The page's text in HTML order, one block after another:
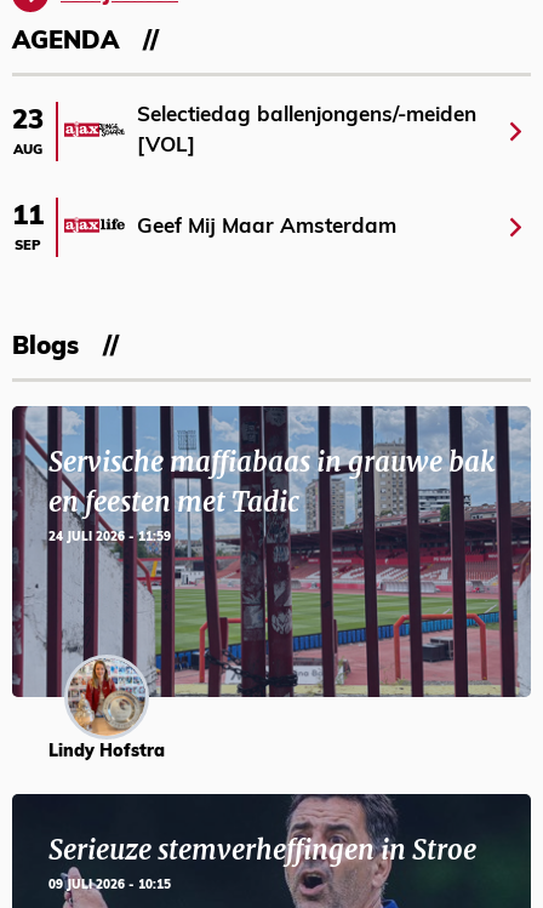
AGENDA
23
AUG
Selectiedag ballenjongens/-meiden
[VOL]
11
SEP
Geef Mij Maar Amsterdam
Blogs
Servische maffiabaas in grauwe bak
en feesten met Tadic
24 JULI 2026 - 11:59
Lindy Hofstra
Serieuze stemverheffingen in Stroe
09 JULI 2026 - 10:15